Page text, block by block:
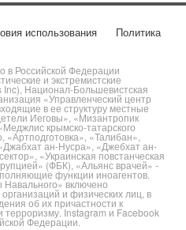
использования
Политика
в Российской Федерации
и экстремистские
Inc), Национал-Большевистская
«Управленческий центр
в ее структуру местные
Иеговы», «Мизантропик
крымско-татарского
«Артподготовка», «Талибан»,
ан-Нусра», «Джебхат ан-
«Украинская повстанческая
(ФБК), «Альянс врачей» -
функции иноагентов.
включено
и физических лиц, в
об их причастности к
терроризму. Instagram и Facebook
Федерации.